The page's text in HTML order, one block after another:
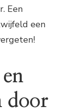
Een
een
door